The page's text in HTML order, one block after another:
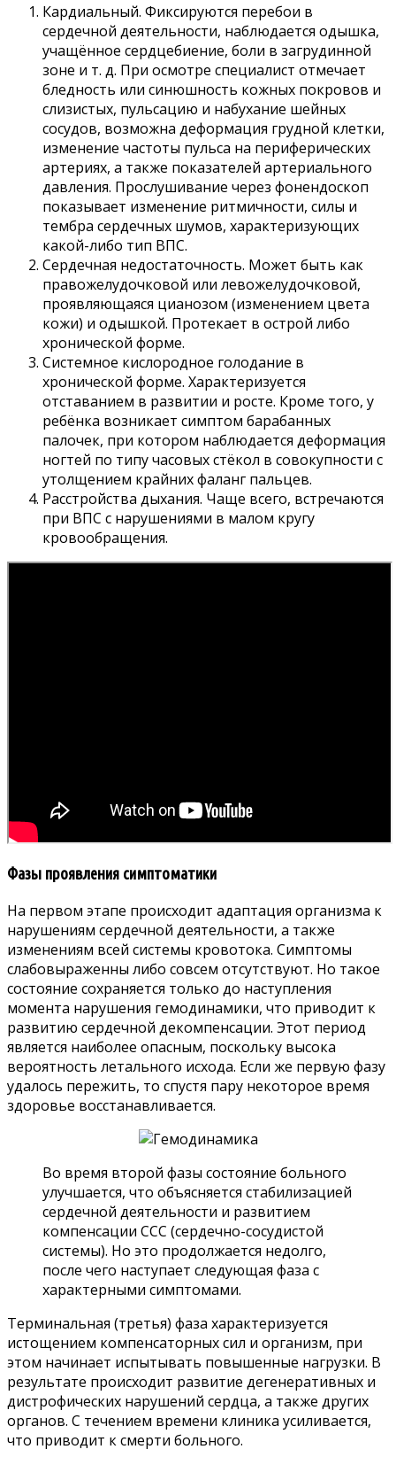
Кардиальный. Фиксируются перебои в
сердечной деятельности, наблюдается одышка,
учащённое сердцебиение, боли в загрудинной
зоне и т. д. При осмотре специалист отмечает
бледность или синюшность кожных покровов и
слизистых, пульсацию и набухание шейных
сосудов, возможна деформация грудной клетки,
изменение частоты пульса на периферических
артериях, а также показателей артериального
давления. Прослушивание через фонендоскоп
показывает изменение ритмичности, силы и
тембра сердечных шумов, характеризующих
какой-либо тип ВПС.
Сердечная недостаточность. Может быть как
правожелудочковой или левожелудочковой,
проявляющаяся цианозом (изменением цвета
кожи) и одышкой. Протекает в острой либо
хронической форме.
Системное кислородное голодание в
хронической форме. Характеризуется
отставанием в развитии и росте. Кроме того, у
ребёнка возникает симптом барабанных
палочек, при котором наблюдается деформация
ногтей по типу часовых стёкол в совокупности с
утолщением крайних фаланг пальцев.
Расстройства дыхания. Чаще всего, встречаются
при ВПС с нарушениями в малом кругу
кровообращения.
Фазы проявления симптоматики
На первом этапе происходит адаптация организма к
нарушениям сердечной деятельности, а также
изменениям всей системы кровотока. Симптомы
слабовыраженны либо совсем отсутствуют. Но такое
состояние сохраняется только до наступления
момента нарушения гемодинамики, что приводит к
развитию сердечной декомпенсации. Этот период
является наиболее опасным, поскольку высока
вероятность летального исхода. Если же первую фазу
удалось пережить, то спустя пару некоторое время
здоровье восстанавливается.
Во время второй фазы состояние больного
улучшается, что объясняется стабилизацией
сердечной деятельности и развитием
компенсации ССС (сердечно-сосудистой
системы). Но это продолжается недолго,
после чего наступает следующая фаза с
характерными симптомами.
Терминальная (третья) фаза характеризуется
истощением компенсаторных сил и организм, при
этом начинает испытывать повышенные нагрузки. В
результате происходит развитие дегенеративных и
дистрофических нарушений сердца, а также других
органов. С течением времени клиника усиливается,
что приводит к смерти больного.